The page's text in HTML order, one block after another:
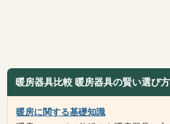
暖房器具比較 暖房器具の賢い選び方
暖房に関する基礎知識